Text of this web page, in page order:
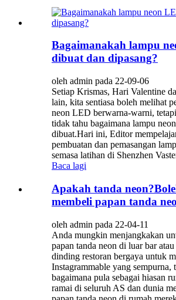
Bagaimanakah lampu
dibuat dan dipasang?
oleh admin pada 22-09-06
Setiap Krismas, Hari Valentine
lain, kita sentiasa boleh melihat
neon LED berwarna-warni,
tidak tahu bagaimana lampu
dibuat.Hari ini, Editor
pembuatan dan pemasangan
semasa latihan di Shenzhen
Baca lagi
Apakah tanda
membeli papan tanda
oleh admin pada 22-04-11
Anda mungkin menjangkakan
papan tanda neon di luar bar
dinding restoran bergaya untuk
Instagrammable yang sempurna,
bagaimana pula sebagai hiasan
ramai di seluruh AS dan dunia